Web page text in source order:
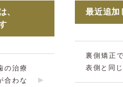
、
の治療
合わな
最近追加
裏側矯正
表側と同